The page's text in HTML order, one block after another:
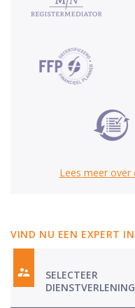
Lees meer over
VIND NU EEN EXPERT
SELECTEER
DIENSTVERLENING